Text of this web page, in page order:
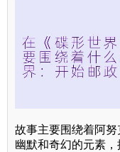
故事主要围绕着阿
幽默和奇幻的元素